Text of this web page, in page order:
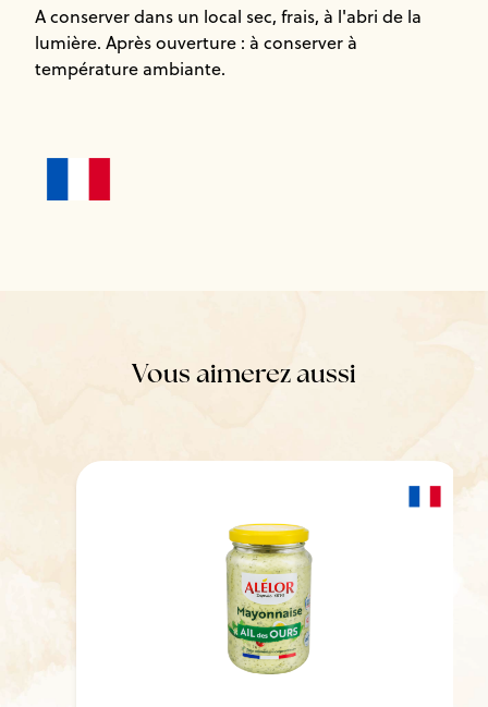
A conserver dans un local sec, frais, à l'abri de la
lumière. Après ouverture : à conserver à
température ambiante.
Vous aimerez aussi